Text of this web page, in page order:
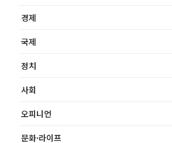
경제
국제
정치
사회
오피니언
문화·라이프